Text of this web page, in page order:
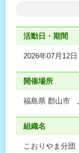
活動日・期間
2026年07月12
開催場所
福島県 郡山市
組織名
こおりやま分団